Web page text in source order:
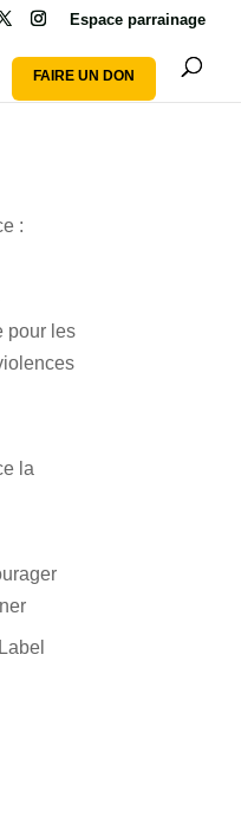
Espace parrainage
FAIRE UN DON
:
pour les
la